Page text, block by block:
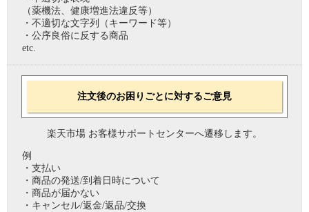
（薬機法、健康増進法違反等）
・不適切な文字列（キーワード等）
・公序良俗に反する商品
etc.
注文後のお困りごとに対するご意見
楽天市場 お客様サポートセンターへ遷移します。
例
・支払い
・商品の発送/到着日時について
・商品が届かない
・キャンセル/返金/返品/交換